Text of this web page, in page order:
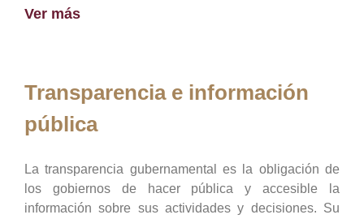
Ver más
Transparencia e información
pública
La transparencia gubernamental es la obligación de
los gobiernos de hacer pública y accesible la
información sobre sus actividades y decisiones. Su